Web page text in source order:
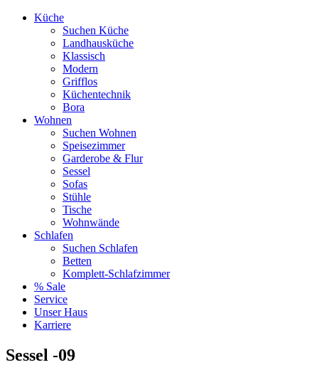
Küche
Suchen Küche
Landhausküche
Klassisch
Modern
Grifflos
Küchentechnik
Bora
Wohnen
Suchen Wohnen
Speisezimmer
Garderobe & Flur
Sessel
Sofas
Stühle
Tische
Wohnwände
Schlafen
Suchen Schlafen
Betten
Komplett-Schlafzimmer
% Sale
Service
Unser Haus
Karriere
Sessel -09